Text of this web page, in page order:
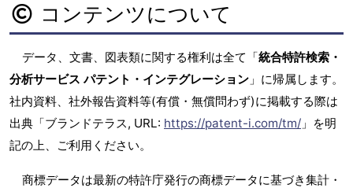
コンテンツについて
データ、文書、図表類に関する権利は全て「統合特許検索・
分析サービス パテント・インテグレーション 」に帰属します。
社内資料、社外報告資料等(有償・無償問わず)に掲載する際は
出典「ブランドテラス, URL: https://patent-i.com/tm/ 」を明
記の上、ご利用ください。
商標データは最新の特許庁発行の商標データに基づき集計・